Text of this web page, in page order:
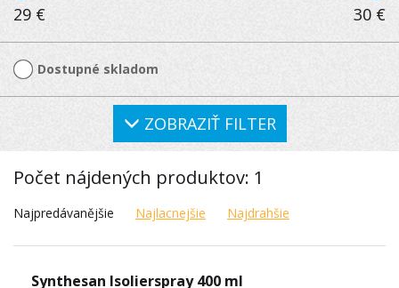
29 € 30 €
Dostupné skladom
ZOBRAZIŤ FILTER
Počet nájdených produktov: 1
Najpredávanějšie Najlacnejšie Najdrahšie
Synthesan Isolierspray 400 ml